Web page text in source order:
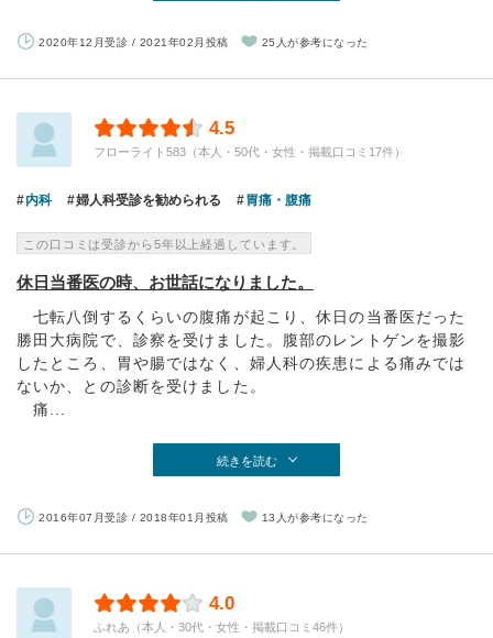
2020年12月受診 / 2021年02月投稿 25人が参考になった
4.5
フローライト583（本人・50代・女性・掲載口コミ17件）
内科 婦人科受診を勧められる 胃痛・腹痛
この口コミは受診から5年以上経過しています。
休日当番医の時、お世話になりました。
七転八倒するくらいの腹痛が起こり、休日の当番医だった
勝田大病院で、診察を受けました。腹部のレントゲンを撮影
したところ、胃や腸ではなく、婦人科の疾患による痛みでは
ないか、との診断を受けました。
痛...
続きを読む
2016年07月受診 / 2018年01月投稿 13人が参考になった
4.0
ふれあ（本人・30代・女性・掲載口コミ46件）